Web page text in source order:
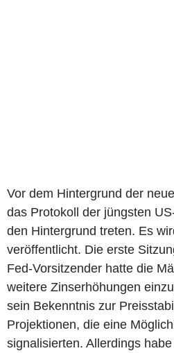
Vor dem Hintergrund der
das Protokoll der jüngsten
den Hintergrund treten. Es
veröffentlicht. Die erste
Fed-Vorsitzender hatte die
weitere Zinserhöhungen
sein Bekenntnis zur
Projektionen, die eine
signalisierten. Allerdings